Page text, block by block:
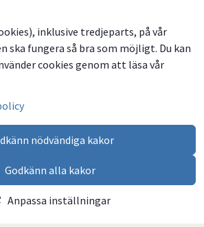
inklusive tredjeparts, på vår
ska fungera så bra som möjligt. Du kan
cookies genom att läsa vår
nödvändiga kakor
Godkänn alla kakor
Anpassa inställningar